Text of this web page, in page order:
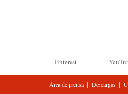
Pinterest
Área de prensa| Descargas|